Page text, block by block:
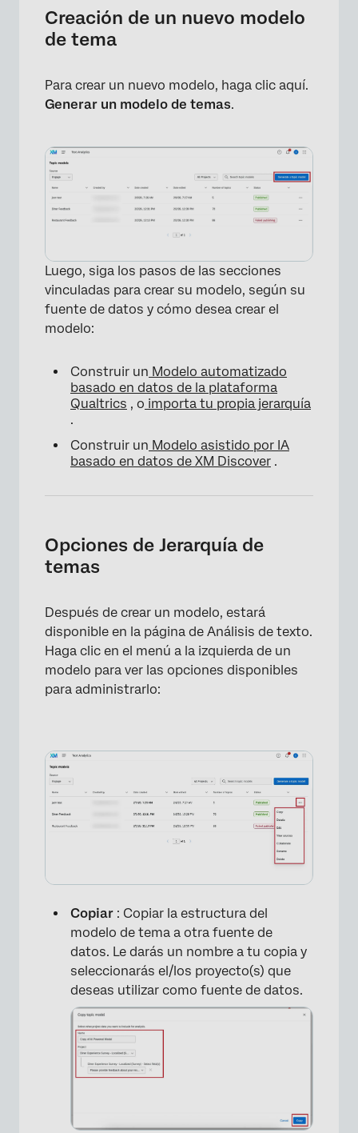
Creación de un nuevo modelo
de tema
Para crear un nuevo modelo, haga clic aquí.
Generar un modelo de temas.
×
Luego, siga los pasos de las secciones
vinculadas para crear su modelo, según su
fuente de datos y cómo desea crear el
modelo:
Construir un Modelo automatizado
basado en datos de la plataforma
Qualtrics , o importa tu propia jerarquía
.
Construir un Modelo asistido por IA
basado en datos de XM Discover .
Opciones de Jerarquía de
temas
Después de crear un modelo, estará
disponible en la página de Análisis de texto.
Haga clic en el menú a la izquierda de un
modelo para ver las opciones disponibles
para administrarlo:
Copiar : Copiar la estructura del
modelo de tema a otra fuente de
datos. Le darás un nombre a tu copia y
seleccionarás el/los proyecto(s) que
deseas utilizar como fuente de datos.